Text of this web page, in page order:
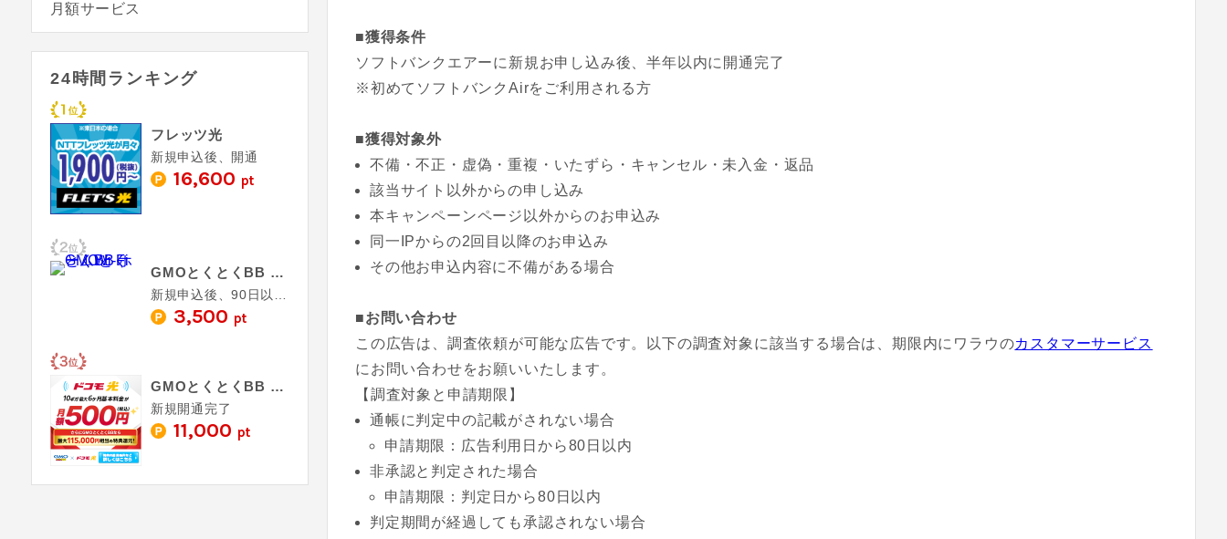
■獲得条件
ソフトバンクエアーに新規お申し込み後、半年以内に開通完了
※初めてソフトバンクAirをご利用される方
■獲得対象外
不備・不正・虚偽・重複・いたずら・キャンセル・未入金・返品
該当サイト以外からの申し込み
本キャンペーンページ以外からのお申込み
同一IPからの2回目以降のお申込み
その他お申込内容に不備がある場合
■お問い合わせ
この広告は、調査依頼が可能な広告です。以下の調査対象に該当する場合は、期限内にワラウのカスタマーサービス
にお問い合わせをお願いいたします。
【調査対象と申請期限】
通帳に判定中の記載がされない場合
申請期限：広告利用日から80日以内
非承認と判定された場合
申請期限：判定日から80日以内
判定期間が経過しても承認されない場合
月額サービス
24時間ランキング
フレッツ光
新規申込後、開通
16,600 pt
GMOとくとくBB ホームWi-Fi
新規申込後、90日以内の利用開始＋1ヶ月以上の利用
3,500 pt
GMOとくとくBB ドコモ光
新規開通完了
11,000 pt